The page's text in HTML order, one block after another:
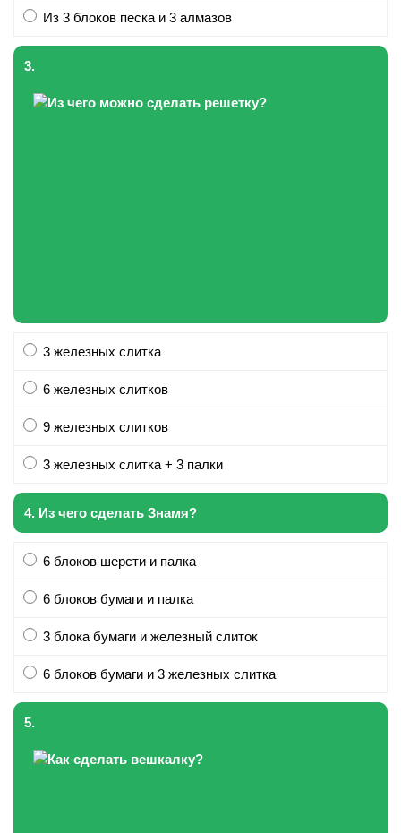
Из 3 блоков песка и 3 алмазов
3.
3 железных слитка
6 железных слитков
9 железных слитков
3 железных слитка + 3 палки
4. Из чего сделать Знамя?
6 блоков шерсти и палка
6 блоков бумаги и палка
3 блока бумаги и железный слиток
6 блоков бумаги и 3 железных слитка
5.